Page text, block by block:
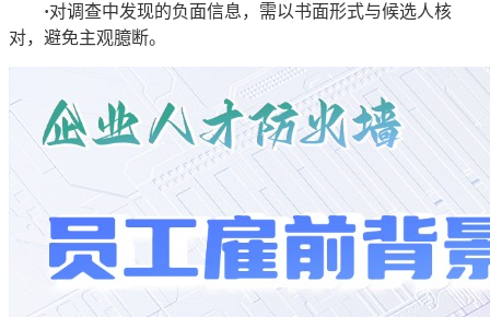
·对调查中发现的负面信息，需以书面形式与候选人核
对，避免主观臆断。